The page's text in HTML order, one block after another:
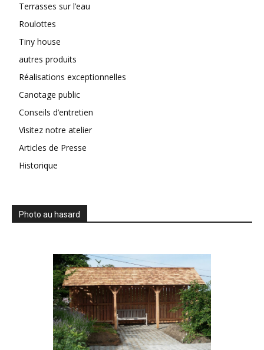
Terrasses sur l’eau
Roulottes
Tiny house
autres produits
Réalisations exceptionnelles
Canotage public
Conseils d’entretien
Visitez notre atelier
Articles de Presse
Historique
Photo au hasard